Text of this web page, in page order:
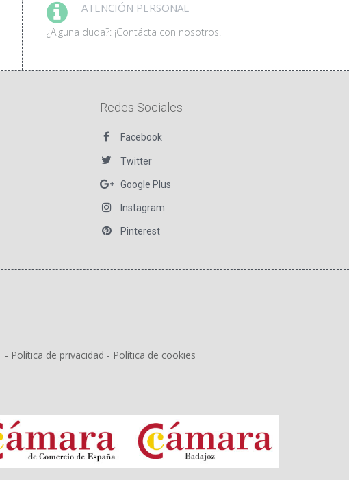
se
pueden
elegir
la
producto
ATENCIÓN PERSONAL
¿Alguna duda?: ¡Contácta con nosotros!
Redes Sociales
Facebook
Twitter
Google Plus
Instagram
Pinterest
- Política de privacidad - Política de cookies